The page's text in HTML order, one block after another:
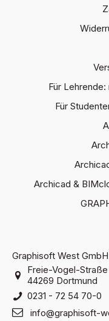
Für
Für
Archicad &
Graphisoft West GmbH
Freie-Vogel-
44269 Dortmund
0231 - 72 54 70-0
info@graphisoft-